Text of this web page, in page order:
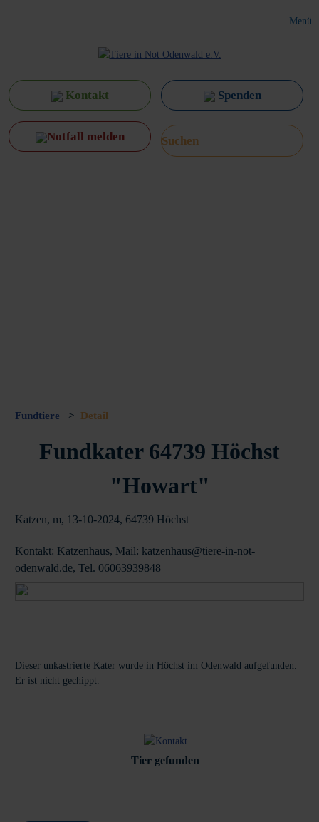
Menü
Kontakt Spenden
Notfall melden
Fundtiere > Detail
Fundkater 64739 Höchst
"Howart"
Katzen, m, 13-10-2024, 64739 Höchst
Kontakt: Katzenhaus, Mail: katzenhaus@tiere-in-not-
odenwald.de, Tel. 06063939848
Dieser unkastrierte Kater wurde in Höchst im Odenwald aufgefunden.
Er ist nicht gechippt.
Tier gefunden